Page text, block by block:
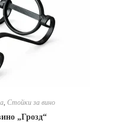
Стойки за вино
„Грозд“